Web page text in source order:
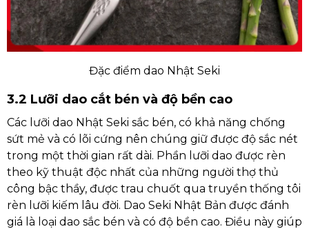
Đặc điểm dao Nhật Seki
3.2 Lưỡi dao cắt bén và độ bền cao
Các lưỡi dao Nhật Seki sắc bén, có khả năng chống
sứt mẻ và có lõi cứng nên chúng giữ được độ sắc nét
trong một thời gian rất dài. Phần lưỡi dao được rèn
theo kỹ thuật độc nhất của những người thợ thủ
công bậc thầy, được trau chuốt qua truyền thống tôi
rèn lưỡi kiếm lâu đời. Dao Seki Nhật Bản được đánh
giá là loại dao sắc bén và có độ bền cao. Điều này giúp